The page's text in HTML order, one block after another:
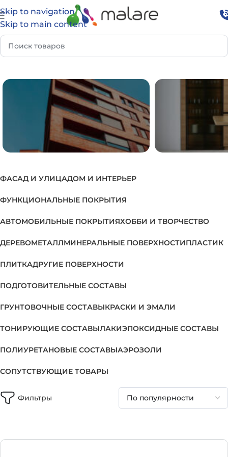
Skip to navigation
Skip to main content
Товар Группа Грунтовка по оцинкованному металлу
ФАСАД И УЛИЦАДОМ И ИНТЕРЬЕР
ФУНКЦИОНАЛЬНЫЕ ПОКРЫТИЯ
АВТОМОБИЛЬНЫЕ ПОКРЫТИЯХОББИ И ТВОРЧЕСТВО
ДЕРЕВОМЕТАЛЛМИНЕРАЛЬНЫЕ ПОВЕРХНОСТИПЛАСТИК
ПЛИТКАДРУГИЕ ПОВЕРХНОСТИ
ПОДГОТОВИТЕЛЬНЫЕ СОСТАВЫ
ГРУНТОВОЧНЫЕ СОСТАВЫКРАСКИ И ЭМАЛИ
ТОНИРУЮЩИЕ СОСТАВЫЛАКИЭПОКСИДНЫЕ СОСТАВЫ
ПОЛИУРЕТАНОВЫЕ СОСТАВЫАЭРОЗОЛИ
СОПУТСТВУЮЩИЕ ТОВАРЫ
Фильтры